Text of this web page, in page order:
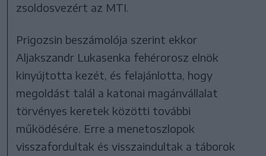
zsoldosvezért az MTI.
Prigozsin beszámolója szerint ekkor
Aljakszandr Lukasenka fehérorosz elnök
kinyújtotta kezét, és felajánlotta, hogy
megoldást talál a katonai magánvállalat
törvényes keretek közötti további
működésére. Erre a menetoszlopok
visszafordultak és visszaindultak a táborok